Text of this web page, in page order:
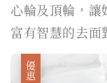
心輪及頂輪，讓
富有智慧的去面
優惠